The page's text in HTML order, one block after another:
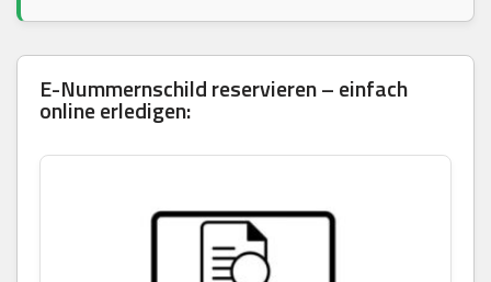
E-Nummernschild reservieren – einfach
online erledigen: